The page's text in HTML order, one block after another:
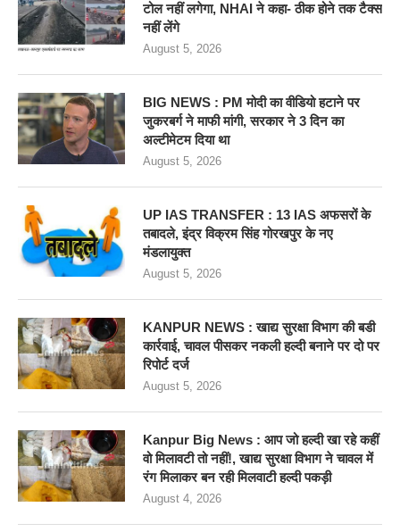
टोल नहीं लगेगा, NHAI ने कहा- ठीक होने तक टैक्स
नहीं लेंगे
August 5, 2026
BIG NEWS : PM मोदी का वीडियो हटाने पर
जुकरबर्ग ने माफी मांगी, सरकार ने 3 दिन का
अल्टीमेटम दिया था
August 5, 2026
UP IAS TRANSFER : 13 IAS अफसरों के
तबादले, इंद्र विक्रम सिंह गोरखपुर के नए
मंडलायुक्त
August 5, 2026
KANPUR NEWS : खाद्य सुरक्षा विभाग की बडी
कार्रवाई, चावल पीसकर नकली हल्दी बनाने पर दो पर
रिपोर्ट दर्ज
August 5, 2026
Kanpur Big News : आप जो हल्दी खा रहे कहीं
वो मिलावटी तो नहीं!, खाद्य सुरक्षा विभाग ने चावल में
रंग मिलाकर बन रही मिलवाटी हल्दी पकड़ी
August 4, 2026